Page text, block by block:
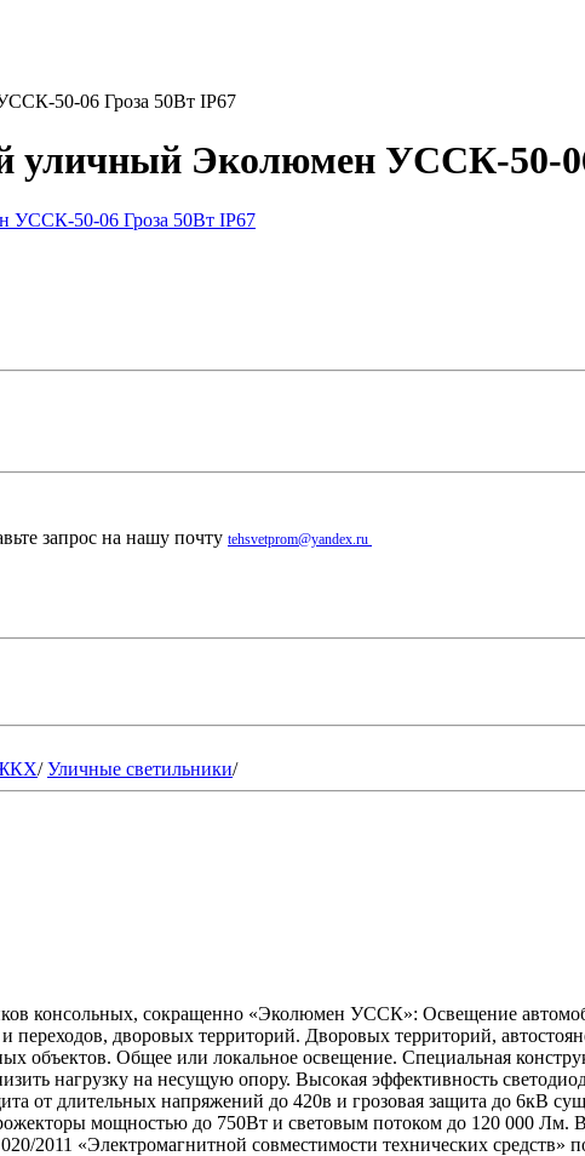
50-06 Гроза 50Вт IP67
уличный Эколюмен УССК-50-
запрос на нашу почту tehsvetprom@yandex.ru
ЖКХ/Уличные светильники/
консольных, сокращенно «Эколюмен УССК»: Освещение
переходов, дворовых территорий. Дворовых территорий,
объектов. Общее или локальное освещение. Специальная
нагрузку на несущую опору. Высокая эффективность
от длительных напряжений до 420в и грозовая защита до 6кВ
мощностью до 750Вт и световым потоком до 120 000 Лм.
2011 «Электромагнитной совместимости технических